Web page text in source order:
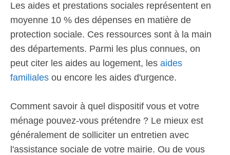
Les aides et prestations sociales représentent en
moyenne 10 % des dépenses en matière de
protection sociale. Ces ressources sont à la main
des départements. Parmi les plus connues, on
peut citer les aides au logement, les aides
familiales ou encore les aides d'urgence.
Comment savoir à quel dispositif vous et votre
ménage pouvez-vous prétendre ? Le mieux est
généralement de solliciter un entretien avec
l'assistance sociale de votre mairie. Ou de vous